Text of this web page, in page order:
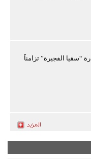
“سقيا الفجيرة” تزامناً